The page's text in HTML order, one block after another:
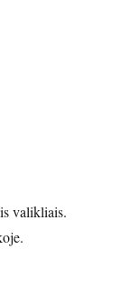
valikliais.